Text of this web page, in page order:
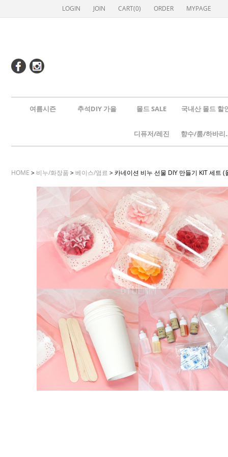
LOGIN JOIN CART(0) ORDER MYPAGE
여름시즌 추석DIY 가을 몰드 SALE 국내산 몰드 할
디퓨저/레진 향
HOME > 비누/화장품 >베이스/염료 > 카네이션 비누 선물 DIY 만들기 KIT 세트 (